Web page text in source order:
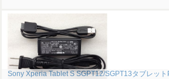
Sony Xperia Tablet S SGPT12/SGPT13タブレッ